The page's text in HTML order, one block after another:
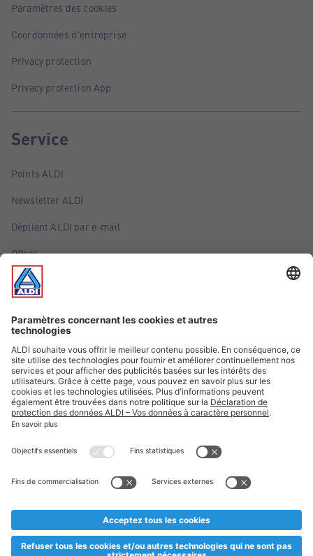
Paramètres des cookies
Coordonnées d'entreprise
Privacy protection
Privacy protection App
Service
Points ALDI
Newsletter ALDI
Dépliant ALDI par e-mail
Offres
Infos essentielles
Suivez ALDI Luxembourg
Textes marqués d'un astérisque et mentions légales
esoulaang bis de Stock eidel ass. Mir soen Iech Merci fir Äert
Planifikatioun ausverkaaft sollte sinn. De VALORLUX-Präis an
** Op dësem Site huet d'Benotze vun der männlecher Form eng
besser Liesbarkeet am Sënn an huet keng diskriminéierend